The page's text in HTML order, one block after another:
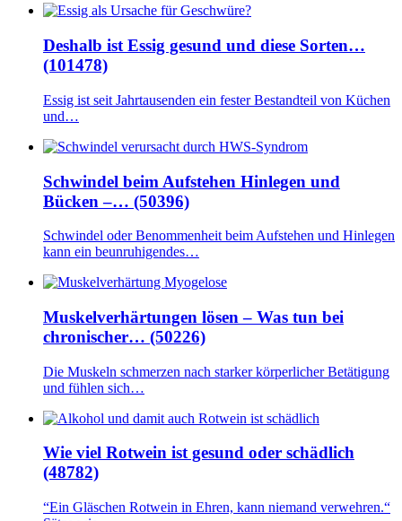
Deshalb ist Essig gesund und diese Sorten…
(101478)
Essig ist seit Jahrtausenden ein fester Bestandteil von Küchen
und…
Schwindel beim Aufstehen Hinlegen und
Bücken –… (50396)
Schwindel oder Benommenheit beim Aufstehen und Hinlegen
kann ein beunruhigendes…
Muskelverhärtungen lösen – Was tun bei
chronischer… (50226)
Die Muskeln schmerzen nach starker körperlicher Betätigung
und fühlen sich…
Wie viel Rotwein ist gesund oder schädlich
(48782)
“Ein Gläschen Rotwein in Ehren, kann niemand verwehren.“